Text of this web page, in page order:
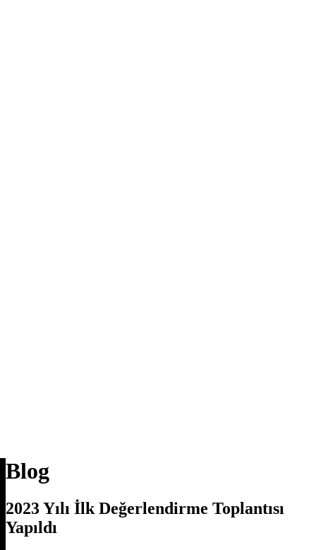
Blog
2023 Yılı İlk Değerlendirme Toplantısı
Yapıldı